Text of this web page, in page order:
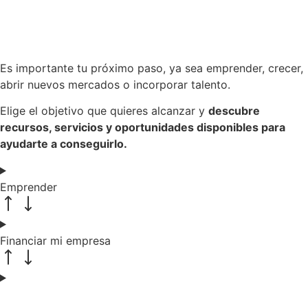
Es importante tu próximo paso, ya sea emprender, crecer,
abrir nuevos mercados o incorporar talento.
Elige el objetivo que quieres alcanzar y descubre
recursos, servicios y oportunidades disponibles para
ayudarte a conseguirlo.
Emprender
Financiar mi empresa